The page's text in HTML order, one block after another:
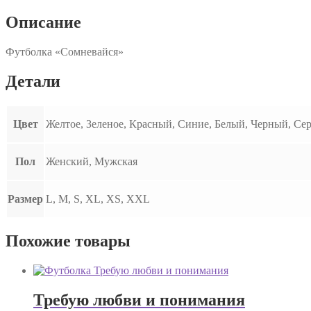
Описание
Футболка «Сомневайся»
Детали
Цвет Желтое, Зеленое, Красный, Синие, Белый, Черный,
Пол Женский, Мужская
Размер L, M, S, XL, XS, XXL
Похожие товары
Требую любви и понимания